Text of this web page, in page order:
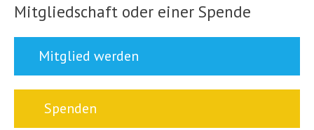
Mitgliedschaft oder einer Spende
Mitglied werden
Spenden